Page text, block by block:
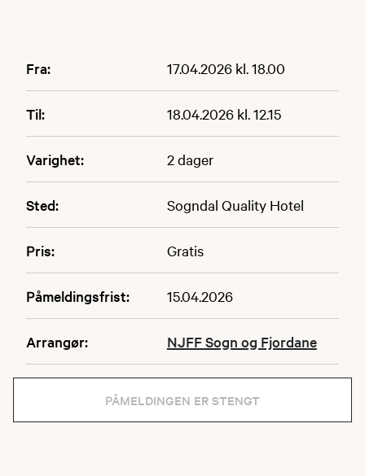
Fra: 17.04.2026 kl. 18.00
Til: 18.04.2026 kl. 12.15
Varighet: 2 dager
Sted: Sogndal Quality Hotel
Pris: Gratis
Påmeldingsfrist: 15.04.2026
Arrangør: NJFF Sogn og Fjordane
PÅMELDINGEN ER STENGT